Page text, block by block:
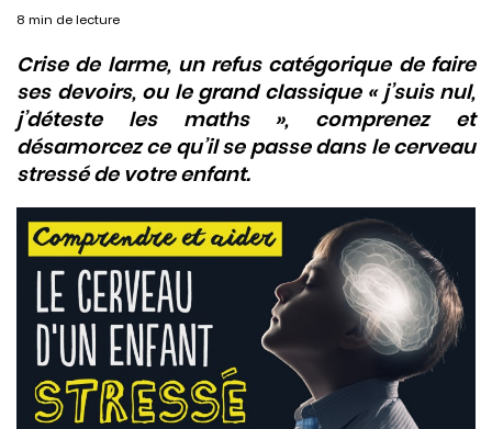
8 min de lecture
Crise de larme, un refus catégorique de faire
ses devoirs, ou le grand classique « j’suis nul,
j’déteste les maths », comprenez et
désamorcez ce qu’il se passe dans le cerveau
stressé de votre enfant.